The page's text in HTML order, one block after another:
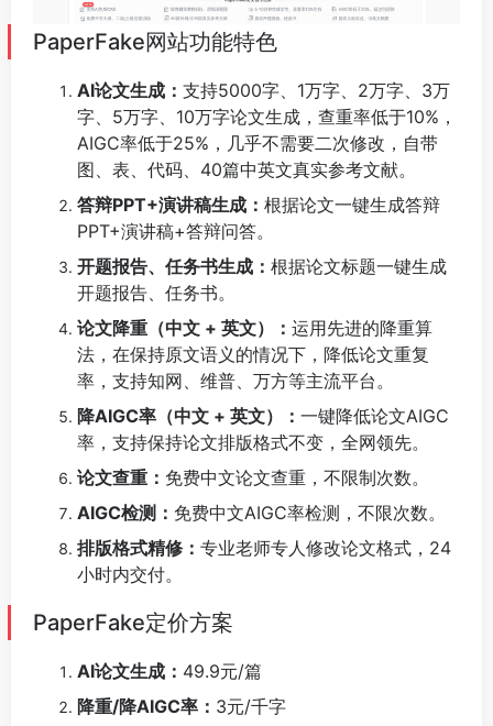
PaperFake网站功能特色
AI论文生成： 支持5000字、1万字、2万字、3万
字、5万字、10万字论文生成，查重率低于10%，
AIGC率低于25%，几乎不需要二次修改，自带
图、表、代码、40篇中英文真实参考文献。
答辩PPT+演讲稿生成： 根据论文一键生成答辩
PPT+演讲稿+答辩问答。
开题报告、任务书生成： 根据论文标题一键生成
开题报告、任务书。
论文降重（中文 + 英文）： 运用先进的降重算
法，在保持原文语义的情况下，降低论文重复
率，支持知网、维普、万方等主流平台。
降AIGC率（中文 + 英文）： 一键降低论文AIGC
率，支持保持论文排版格式不变，全网领先。
论文查重： 免费中文论文查重，不限制次数。
AIGC检测： 免费中文AIGC率检测，不限次数。
排版格式精修： 专业老师专人修改论文格式，24
小时内交付。
PaperFake定价方案
AI论文生成： 49.9元/篇
降重/降AIGC率： 3元/千字